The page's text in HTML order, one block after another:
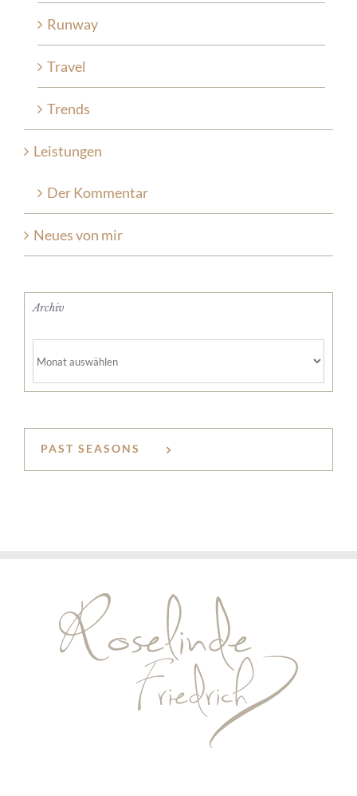
Runway
Travel
Trends
Leistungen
Der Kommentar
Neues von mir
Archiv
PAST SEASONS